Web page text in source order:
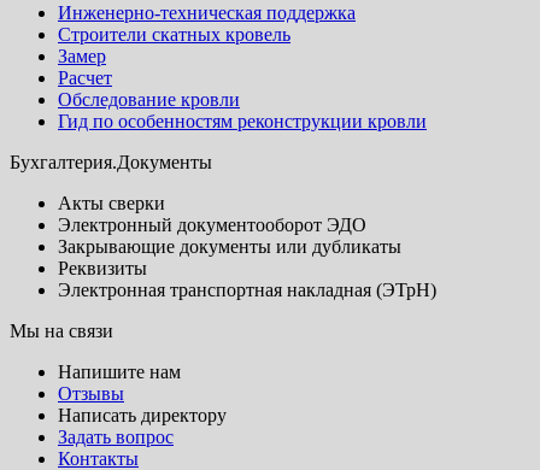
Инженерно-техническая поддержка
Строители скатных кровель
Замер
Расчет
Обследование кровли
Гид по особенностям реконструкции кровли
Бухгалтерия.Документы
Акты сверки
Электронный документооборот ЭДО
Закрывающие документы или дубликаты
Реквизиты
Электронная транспортная накладная (ЭТрН)
Мы на связи
Напишите нам
Отзывы
Написать директору
Задать вопрос
Контакты